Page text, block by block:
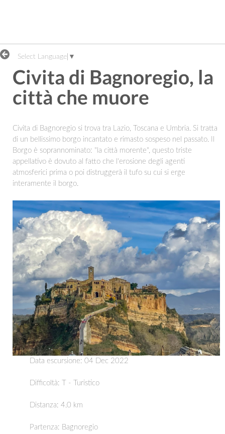
Select Language ▼
Civita di Bagnoregio, la
città che muore
Civita di Bagnoregio si trova tra Lazio, Toscana e Umbria. Si tratta
di un bellissimo borgo incantato e rimasto sospeso nel passato. Il
Borgo è soprannominato: "la città morente", questo triste
appellativo è dovuto al fatto che l'erosione degli agenti
atmosferici prima o poi distruggerà il tufo su cui si erge
interamente il borgo.
Data escursione: 04 Dec 2022
Difficoltà: T - Turistico
Distanza: 4.0 km
Partenza: Bagnoregio